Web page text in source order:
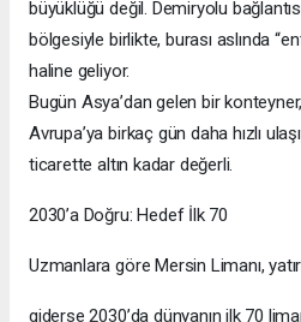
büyüklüğü değil. Demiryolu
bölgesiyle birlikte, burası aslında
haline geliyor.
Bugün Asya’dan gelen bir
Avrupa’ya birkaç gün daha hızlı
ticarette altın kadar değerli.
2030’a Doğru: Hedef İlk 70
Uzmanlara göre Mersin Limanı,
giderse 2030’da dünyanın ilk 70